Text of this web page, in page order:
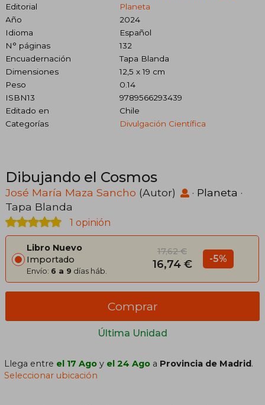
Editorial
Planeta
Año
2024
Idioma
Español
N° páginas
132
Encuadernación
Tapa Blanda
Dimensiones
12,5 x 19 cm
Peso
0.14
ISBN13
9789566293439
Editado en
Chile
Categorías
Divulgación Científica
Dibujando el Cosmos
José María Maza Sancho (Autor) · Planeta ·
Tapa Blanda
1 opinión
Libro Nuevo
Importado
Envío: 6 a 9 días háb.
17,62 €
16,74 € -5%
Última Unidad
Comprar
Llega entre el 17 Ago y el 24 Ago a Provincia de Madrid.
Seleccionar ubicación